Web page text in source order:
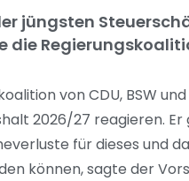
jüngsten
die
von CDU, BSW
2026/27 reagieren.
für dieses und
können, sagte der